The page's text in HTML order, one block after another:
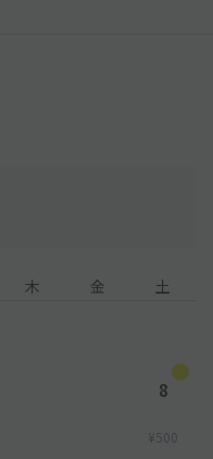
木 金 土
8
¥500